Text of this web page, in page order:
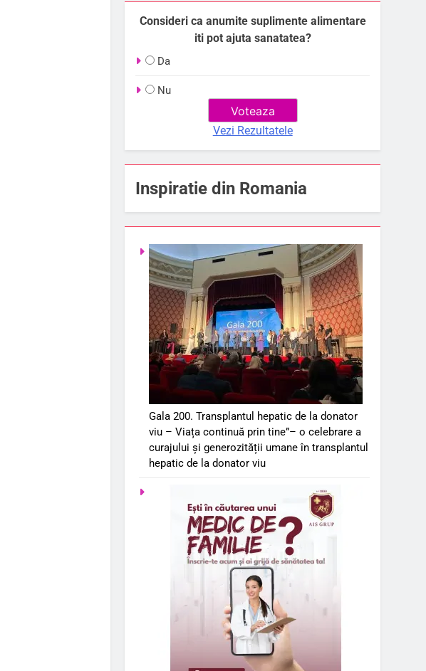
Consideri ca anumite suplimente alimentare
iti pot ajuta sanatatea?
Da
Nu
Vezi Rezultatele
Inspiratie din Romania
Gala 200. Transplantul hepatic de la donator
viu – Viața continuă prin tine”– o celebrare a
curajului și generozității umane în transplantul
hepatic de la donator viu